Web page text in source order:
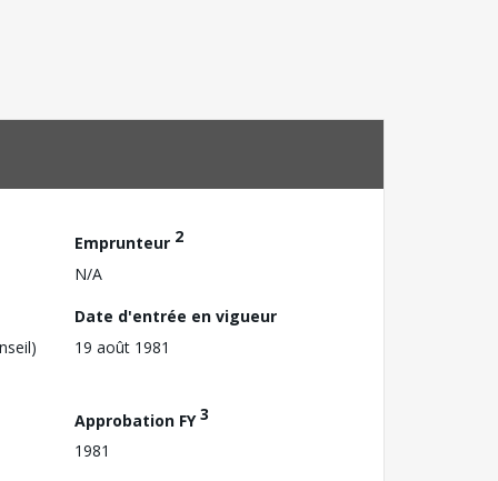
Emprunteur 2
N/A
Date d'entrée en vigueur
19 août 1981
Approbation FY3
1981